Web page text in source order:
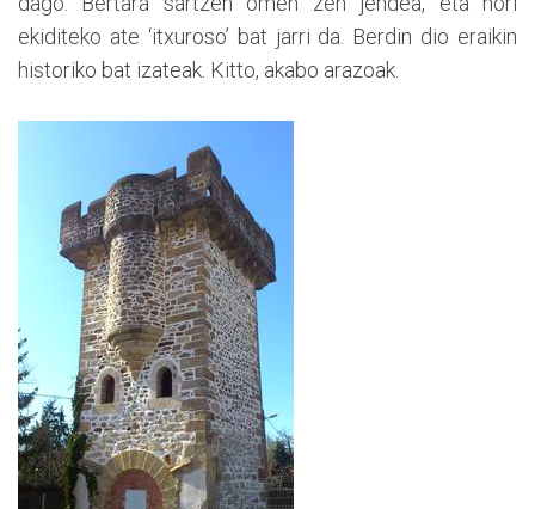
ekiditeko ate ‘itxuroso’ bat jarri da. Berdin dio eraikin
historiko bat izateak. Kitto, akabo arazoak.